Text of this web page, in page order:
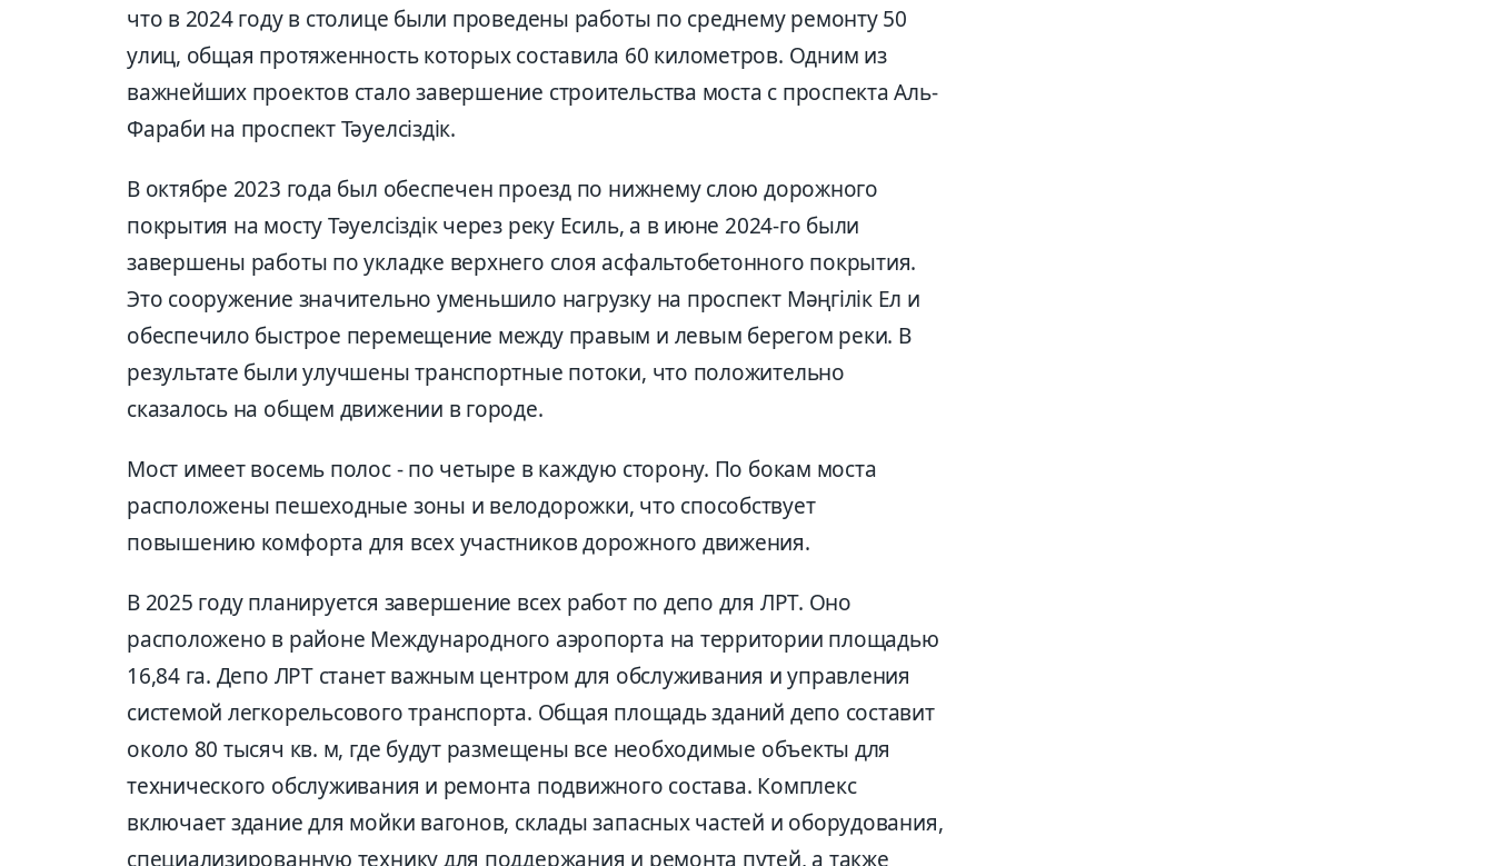
что в 2024 году в столице были проведены работы по среднему ремонту 50
улиц, общая протяженность которых составила 60 километров. Одним из
важнейших проектов стало завершение строительства моста с проспекта Аль-
Фараби на проспект Тәуелсіздік.
В октябре 2023 года был обеспечен проезд по нижнему слою дорожного
покрытия на мосту Тәуелсіздік через реку Есиль, а в июне 2024-го были
завершены работы по укладке верхнего слоя асфальтобетонного покрытия.
Это сооружение значительно уменьшило нагрузку на проспект Мәңгілік Ел и
обеспечило быстрое перемещение между правым и левым берегом реки. В
результате были улучшены транспортные потоки, что положительно
сказалось на общем движении в городе.
Мост имеет восемь полос - по четыре в каждую сторону. По бокам моста
расположены пешеходные зоны и велодорожки, что способствует
повышению комфорта для всех участников дорожного движения.
В 2025 году планируется завершение всех работ по депо для ЛРТ. Оно
расположено в районе Международного аэропорта на территории площадью
16,84 га. Депо ЛРТ станет важным центром для обслуживания и управления
системой легкорельсового транспорта. Общая площадь зданий депо составит
около 80 тысяч кв. м, где будут размещены все необходимые объекты для
технического обслуживания и ремонта подвижного состава. Комплекс
включает здание для мойки вагонов, склады запасных частей и оборудования,
специализированную технику для поддержания и ремонта путей, а также